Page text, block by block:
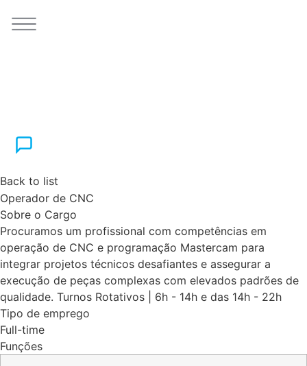
Back to list
Operador de CNC
Sobre o Cargo
Procuramos um profissional com competências em
operação de CNC e programação Mastercam para
integrar projetos técnicos desafiantes e assegurar a
execução de peças complexas com elevados padrões de
qualidade. Turnos Rotativos | 6h - 14h e das 14h - 22h
Tipo de emprego
Full-time
Funções